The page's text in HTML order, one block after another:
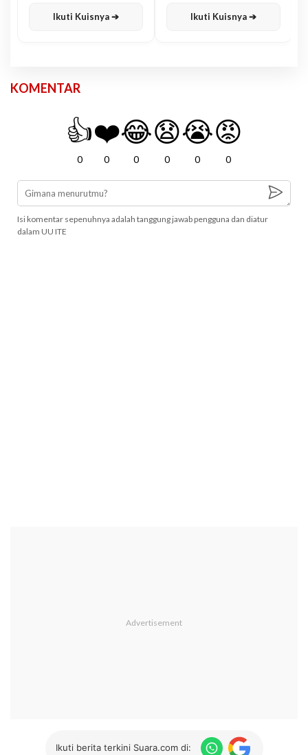
Ikuti Kuisnya ➔ Ikuti Kuisnya ➔
KOMENTAR
👍
0
❤️
0
😂
0
😧
0
😭
0
😡
0
Isi komentar sepenuhnya adalah tanggung jawab pengguna dan diatur
dalam UU ITE
Ikuti berita terkini Suara.com di: